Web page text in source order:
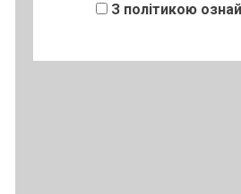
З політикою